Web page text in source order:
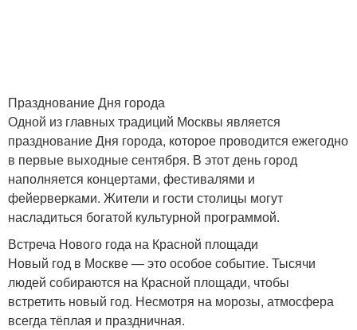
Празднование Дня города
Одной из главных традиций Москвы является
празднование Дня города, которое проводится ежегодно
в первые выходные сентября. В этот день город
наполняется концертами, фестивалями и
фейерверками. Жители и гости столицы могут
насладиться богатой культурной программой.
Встреча Нового года на Красной площади
Новый год в Москве — это особое событие. Тысячи
людей собираются на Красной площади, чтобы
встретить новый год. Несмотря на морозы, атмосфера
всегда тёплая и праздничная.